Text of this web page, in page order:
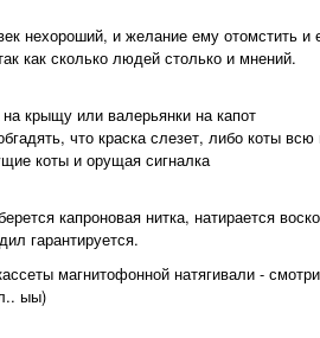
нехороший, и желание ему отомстить
как сколько людей столько и мнений.
крыщу или валерьянки на капот
что краска слезет, либо коты всю
коты и орущая сигналка
капроновая нитка, натирается
гарантируется.
магнитофонной натягивали -
ыы)